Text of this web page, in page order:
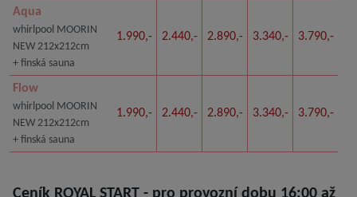
Aqua
whirlpool MOORIN
NEW 212x212cm
+ finská sauna
1.990,- 2.440,- 2.890,- 3.340,- 3.790,-
Flow
whirlpool MOORIN
NEW 212x212cm
+ finská sauna
1.990,- 2.440,- 2.890,- 3.340,- 3.790,-